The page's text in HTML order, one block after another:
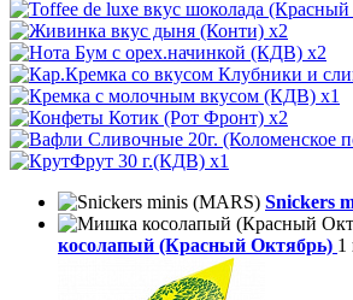
x2
x2
x1
x2
x1
Snickers
косолапый (Красный Октябрь) 1